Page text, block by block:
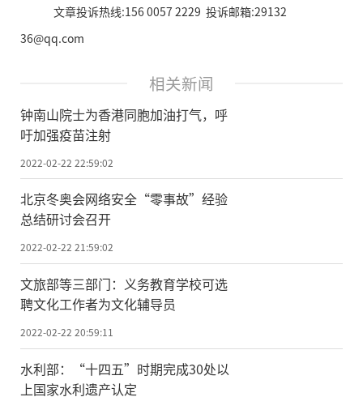
文章投诉热线:156 0057 2229 投诉邮箱:29132
36@qq.com
相关新闻
钟南山院士为香港同胞加油打气，呼
吁加强疫苗注射
2022-02-22 22:59:02
北京冬奥会网络安全“零事故”经验
总结研讨会召开
2022-02-22 21:59:02
文旅部等三部门：义务教育学校可选
聘文化工作者为文化辅导员
2022-02-22 20:59:11
水利部：“十四五”时期完成30处以
上国家水利遗产认定